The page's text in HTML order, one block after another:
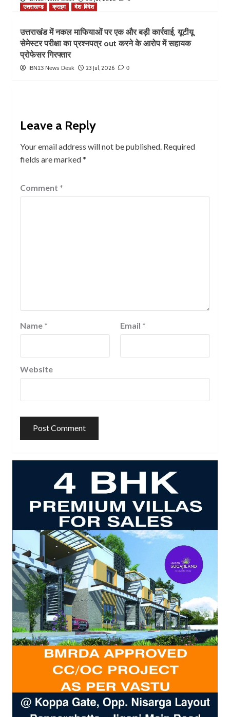
उत्तराखण्ड क्राइम देश-विदेश
उत्तराखंड में नकल माफियाओं पर एक और बड़ी कार्रवाई, यूटीयू
सेमेस्टर परीक्षा का प्रश्नपत्र out करने के आरोप में सहायक
प्रोफेसर गिरफ्तार
IBN13 News Desk 23 Jul, 2026 0
Leave a Reply
Your email address will not be published. Required
fields are marked*
Comment *
Name * Email *
Website